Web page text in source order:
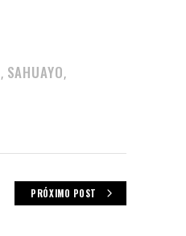
, SAHUAYO,
PRÓXIMO POST